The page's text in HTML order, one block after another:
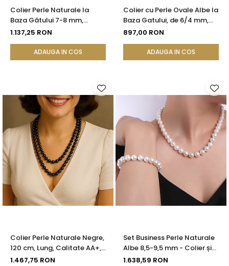
Colier Perle Naturale la
Baza Gâtului 7-8 mm,
Închizătoare Aur 14K |
1.137,25 RON
ADAUGA IN COS
Colier cu Perle Ovale Albe la
Baza Gatului, de 6/4 mm,
Calitate AAA, Aur 14K |
897,00 RON
ADAUGA IN COS
Colier Perle Naturale Negre,
120 cm, Lung, Calitate AA+,
Argint 925 | KASKADDA®
1.467,75 RON
Set Business Perle Naturale
Albe 8,5-9,5 mm - Colier și
Brățară, Argint 925 |
1.638,59 RON